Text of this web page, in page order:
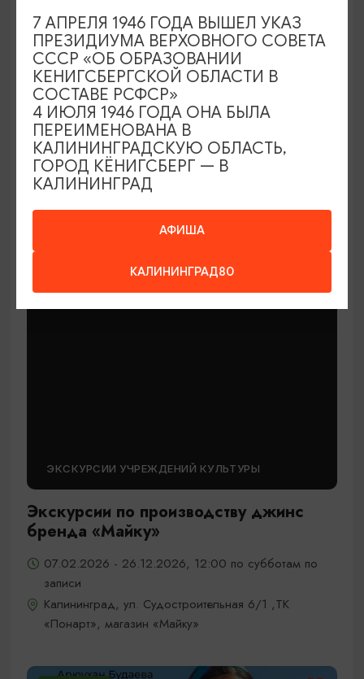
МАСТЕР-КЛАССЫ
Мастер-классы по керамике Елены
Бодяковой
Калининград, ул. Баранова, 45
ЭКСКУРСИИ УЧРЕЖДЕНИЙ КУЛЬТУРЫ
Экскурсии по производству джинс
бренда «Майку»
07.02.2026 - 26.12.2026, 12:00 по субботам по
записи
Калининград, ул. Судостроительная 6/1 ,ТК
«Понарт», магазин «Майку»
АФИША
КАЛИНИНГРАД80
7 АПРЕЛЯ 1946 ГОДА ВЫШЕЛ УКАЗ
ПРЕЗИДИУМА ВЕРХОВНОГО СОВЕТА
СССР «ОБ ОБРАЗОВАНИИ
КЕНИГСБЕРГСКОЙ ОБЛАСТИ В
СОСТАВЕ РСФСР»
4 ИЮЛЯ 1946 ГОДА ОНА БЫЛА
ПЕРЕИМЕНОВАНА В
КАЛИНИНГРАДСКУЮ ОБЛАСТЬ,
ГОРОД КЁНИГСБЕРГ — В
КАЛИНИНГРАД